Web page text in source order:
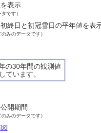
表示
です）
終日と初冠雪日の平年値を表
みのデータです）
の30年間の観測値
ています。
開期間
みのデータです）